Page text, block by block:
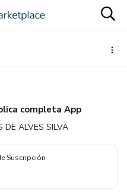
completa App
DE ALVES SILVA
Suscripción